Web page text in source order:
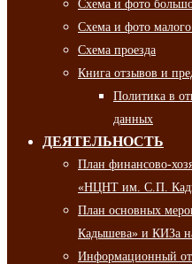
Схема и фото
Схема и фото малого
Схема проезда
Книга отзывов и
Политика в
данных
ДЕЯТЕЛЬНОСТЬ
План финансово-
«НЦНТ им. С.П.
План основных
Кадышева» и КИЗа
Информационный